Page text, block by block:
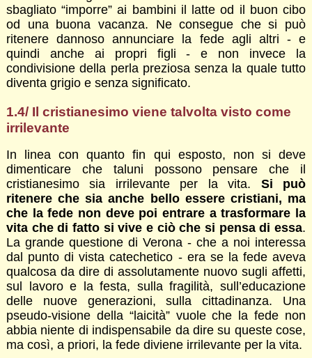
sbagliato “imporre” ai bambini il latte od il buon cibo
od una buona vacanza. Ne consegue che si può
ritenere dannoso annunciare la fede agli altri - e
quindi anche ai propri figli - e non invece la
condivisione della perla preziosa senza la quale tutto
diventa grigio e senza significato.
1.4/ Il cristianesimo viene talvolta visto come
irrilevante
In linea con quanto fin qui esposto, non si deve
dimenticare che taluni possono pensare che il
cristianesimo sia irrilevante per la vita. Si può
ritenere che sia anche bello essere cristiani, ma
che la fede non deve poi entrare a trasformare la
vita che di fatto si vive e ciò che si pensa di essa.
La grande questione di Verona - che a noi interessa
dal punto di vista catechetico - era se la fede aveva
qualcosa da dire di assolutamente nuovo sugli affetti,
sul lavoro e la festa, sulla fragilità, sull’educazione
delle nuove generazioni, sulla cittadinanza. Una
pseudo-visione della “laicità” vuole che la fede non
abbia niente di indispensabile da dire su queste cose,
ma così, a priori, la fede diviene irrilevante per la vita.